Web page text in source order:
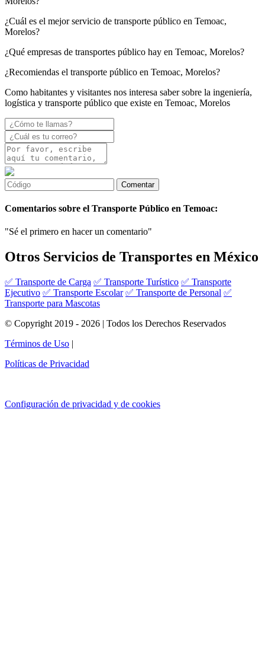
¿Cuál es el mejor servicio de transporte público en Temoac,
Morelos?
¿Qué empresas de transportes público hay en Temoac, Morelos?
¿Recomiendas el transporte público en Temoac, Morelos?
Como habitantes y visitantes nos interesa saber sobre la ingeniería,
logística y transporte público que existe en Temoac, Morelos
Comentarios sobre el Transporte Público en Temoac:
"Sé el primero en hacer un comentario"
Otros Servicios de Transportes en México
✅ Transporte de Carga ✅ Transporte Turístico ✅ Transporte
Ejecutivo ✅ Transporte Escolar ✅ Transporte de Personal ✅
Transporte para Mascotas
© Copyright 2019 - 2026 | Todos los Derechos Reservados
Términos de Uso |
Políticas de Privacidad
Configuración de privacidad y de cookies